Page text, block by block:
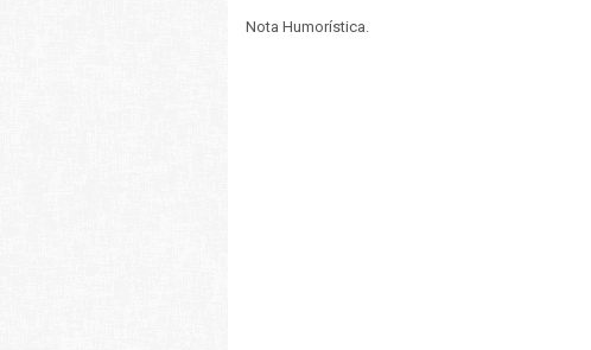
Nota Humorística.